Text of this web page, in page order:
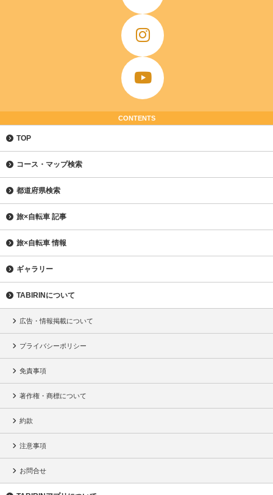
CONTENTS
TOP
コース・マップ検索
都道府県検索
旅×自転車 記事
旅×自転車 情報
ギャラリー
TABIRINについて
広告・情報掲載について
プライバシーポリシー
免責事項
著作権・商標について
約款
注意事項
お問合せ